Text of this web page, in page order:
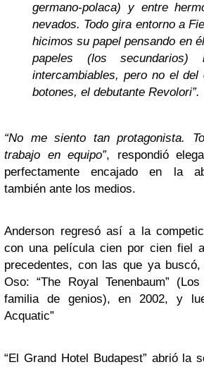
germano-polaca) y entre
nevados. Todo gira entorno a
hicimos su papel pensando en
papeles (los secundarios)
intercambiables, pero no el
botones, el debutante Revolori”.
“No me siento tan protagonista.
trabajo en equipo”, respondió
perfectamente encajado en la
también ante los medios.
Anderson regresó así a la
con una película cien por cien fiel
precedentes, con las que ya
Oso: “The Royal Tenenbaum”
familia de genios), en 2002, y
Acquatic”
“El Grand Hotel Budapest” abrió la